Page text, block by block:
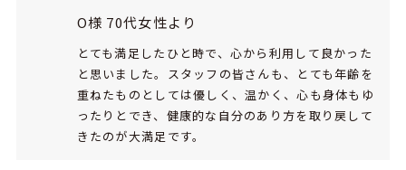
O様 70代女性より
とても満足したひと時で、心から利用して良かった
と思いました。スタッフの皆さんも、とても年齢を
重ねたものとしては優しく、温かく、心も身体もゆ
ったりとでき、健康的な自分のあり方を取り戻して
きたのが大満足です。